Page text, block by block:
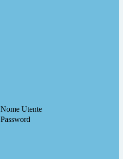
Nome Utente
Password